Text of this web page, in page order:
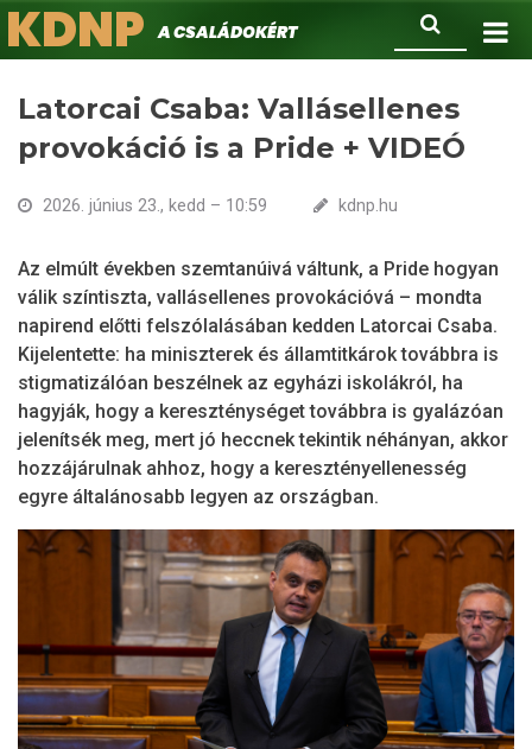
Ugrás
a
Keresés
KDNPA családokért.
Latorcai Csaba: Vallásellenes
provokáció is a Pride + VIDEÓ
2026. június 23., kedd – 10:59 kdnp.hu
Az elmúlt években szemtanúivá váltunk, a Pride hogyan
válik színtiszta, vallásellenes provokációvá – mondta
napirend előtti felszólalásában kedden Latorcai Csaba.
Kijelentette: ha miniszterek és államtitkárok továbbra is
stigmatizálóan beszélnek az egyházi iskolákról, ha
hagyják, hogy a kereszténységet továbbra is gyalázóan
jelenítsék meg, mert jó heccnek tekintik néhányan, akkor
hozzájárulnak ahhoz, hogy a keresztényellenesség
egyre általánosabb legyen az országban.